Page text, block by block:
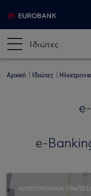
Ιδιώτες
Αρχική Ιδιώτες
e-
ΗΛΕΚΤΡΟΝΙΚΗ